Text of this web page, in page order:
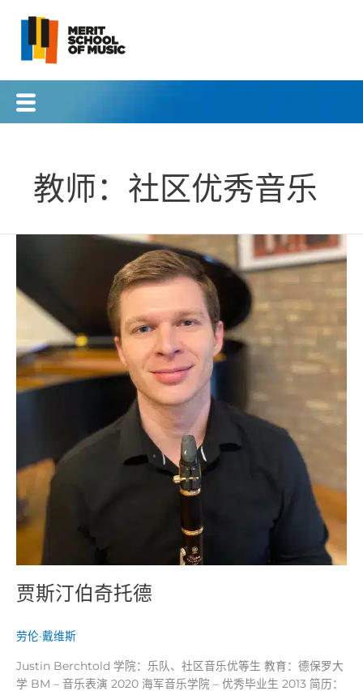
教师：社区优秀音乐
贾斯汀伯奇托德
劳伦·戴维斯
Justin Berchtold 学院：乐队、社区音乐优等生 教育：德保罗大
学 BM – 音乐表演 2020 海军音乐学院 – 优秀毕业生 2013 简历：
伯
德